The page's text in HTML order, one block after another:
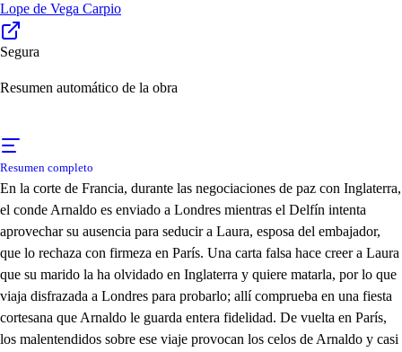
Lope de Vega Carpio
Segura
Resumen automático de la obra
Resumen completo
En la corte de Francia, durante las negociaciones de paz con Inglaterra,
el conde Arnaldo es enviado a Londres mientras el Delfín intenta
aprovechar su ausencia para seducir a Laura, esposa del embajador,
que lo rechaza con firmeza en París. Una carta falsa hace creer a Laura
que su marido la ha olvidado en Inglaterra y quiere matarla, por lo que
viaja disfrazada a Londres para probarlo; allí comprueba en una fiesta
cortesana que Arnaldo le guarda entera fidelidad. De vuelta en París,
los malentendidos sobre ese viaje provocan los celos de Arnaldo y casi